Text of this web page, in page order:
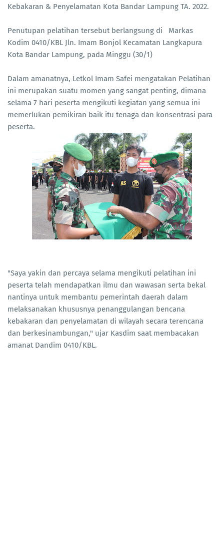
Kebakaran & Penyelamatan Kota Bandar Lampung TA. 2022.
Penutupan pelatihan tersebut berlangsung di Markas
Kodim 0410/KBL Jln. Imam Bonjol Kecamatan Langkapura
Kota Bandar Lampung, pada Minggu (30/1)
Dalam amanatnya, Letkol Imam Safei mengatakan Pelatihan
ini merupakan suatu momen yang sangat penting, dimana
selama 7 hari peserta mengikuti kegiatan yang semua ini
memerlukan pemikiran baik itu tenaga dan konsentrasi para
peserta.
"Saya yakin dan percaya selama mengikuti pelatihan ini
peserta telah mendapatkan ilmu dan wawasan serta bekal
nantinya untuk membantu pemerintah daerah dalam
melaksanakan khususnya penanggulangan bencana
kebakaran dan penyelamatan di wilayah secara terencana
dan berkesinambungan," ujar Kasdim saat membacakan
amanat Dandim 0410/KBL.